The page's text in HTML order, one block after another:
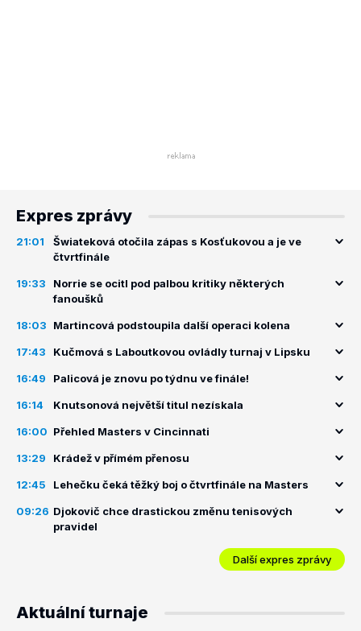
Expres zprávy
21:01
Šwiateková otočila zápas s Kosťukovou a je ve
čtvrtfinále
19:33
Norrie se ocitl pod palbou kritiky některých
fanoušků
18:03 Martincová podstoupila další operaci kolena
17:43 Kučmová s Laboutkovou ovládly turnaj v Lipsku
16:49 Palicová je znovu po týdnu ve finále!
16:14 Knutsonová největší titul nezískala
16:00 Přehled Masters v Cincinnati
13:29 Krádež v přímém přenosu
12:45 Lehečku čeká těžký boj o čtvrtfinále na Masters
09:26 Djokovič chce drastickou změnu tenisových
pravidel
Další expres zprávy
Aktuální turnaje